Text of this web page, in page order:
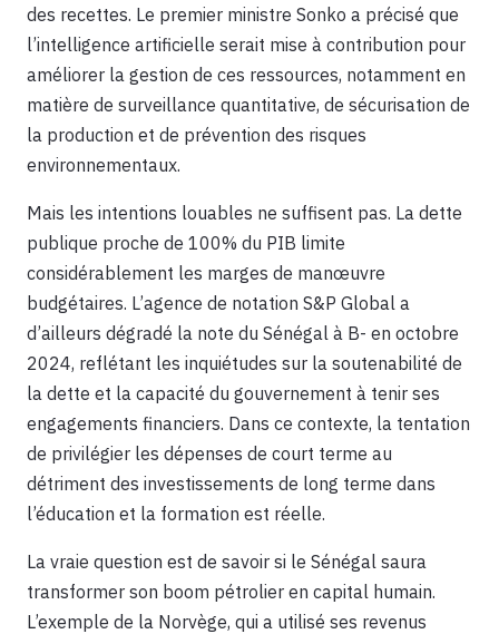
des recettes. Le premier ministre Sonko a précisé que
l’intelligence artificielle serait mise à contribution pour
améliorer la gestion de ces ressources, notamment en
matière de surveillance quantitative, de sécurisation de
la production et de prévention des risques
environnementaux.
Mais les intentions louables ne suffisent pas. La dette
publique proche de 100% du PIB limite
considérablement les marges de manœuvre
budgétaires. L’agence de notation S&P Global a
d’ailleurs dégradé la note du Sénégal à B- en octobre
2024, reflétant les inquiétudes sur la soutenabilité de
la dette et la capacité du gouvernement à tenir ses
engagements financiers. Dans ce contexte, la tentation
de privilégier les dépenses de court terme au
détriment des investissements de long terme dans
l’éducation et la formation est réelle.
La vraie question est de savoir si le Sénégal saura
transformer son boom pétrolier en capital humain.
L’exemple de la Norvège, qui a utilisé ses revenus